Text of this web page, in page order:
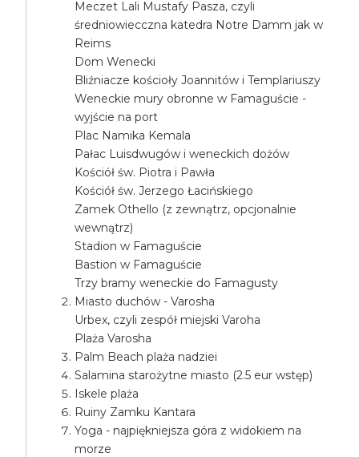
Meczet Lali Mustafy Pasza, czyli
średniowiecczna katedra Notre Damm jak w
Reims
Dom Wenecki
Bliźniacze kościoły Joannitów i Templariuszy
Weneckie mury obronne w Famaguście -
wyjście na port
Plac Namika Kemala
Pałac Luisdwugów i weneckich dożów
Kościół św. Piotra i Pawła
Kościół św. Jerzego Łacińskiego
Zamek Othello (z zewnątrz, opcjonalnie
wewnątrz)
Stadion w Famaguście
Bastion w Famaguście
Trzy bramy weneckie do Famagusty
Miasto duchów - Varosha
Urbex, czyli zespół miejski Varoha
Plaża Varosha
Palm Beach plaża nadziei
Salamina starożytne miasto (2.5 eur wstęp)
Iskele plaża
Ruiny Zamku Kantara
Yoga - najpiękniejsza góra z widokiem na
morze